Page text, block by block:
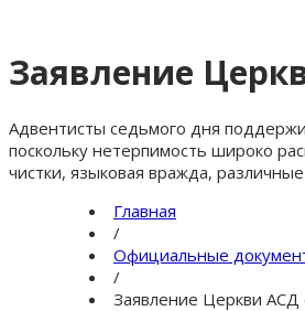
Заявление
Адвентисты седьмого дня
поскольку нетерпимость широко
чистки, языковая вражда,
Главная
/
Официальные
/
Заявление Церкви АСД